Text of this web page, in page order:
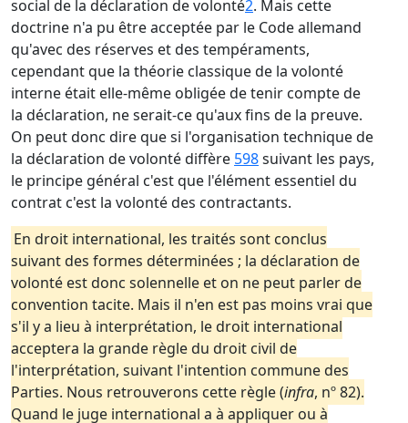
social de la déclaration de volonté2. Mais cette
doctrine n'a pu être acceptée par le Code allemand
qu'avec des réserves et des tempéraments,
cependant que la théorie classique de la volonté
interne était elle-même obligée de tenir compte de
la déclaration, ne serait-ce qu'aux fins de la preuve.
On peut donc dire que si l'organisation technique de
la déclaration de volonté diffère 598suivant les pays,
le principe général c'est que l'élément essentiel du
contrat c'est la volonté des contractants.
En droit international, les traités sont conclus
suivant des formes déterminées ; la déclaration de
volonté est donc solennelle et on ne peut parler de
convention tacite. Mais il n'en est pas moins vrai que
s'il y a lieu à interprétation, le droit international
acceptera la grande règle du droit civil de
l'interprétation, suivant l'intention commune des
Parties. Nous retrouverons cette règle (infra, nº 82).
Quand le juge international a à appliquer ou à